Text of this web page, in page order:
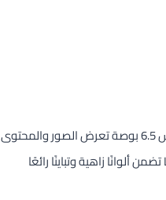
شاشة:استمتع بشاشة واسعة بقياس 6.5 بوصة تعرض الصور والمحتوى
بجودة عالية، تكنولوجيا الشاشة LCD تضمن ألوانًا زاهية وتباينًا رائعًا